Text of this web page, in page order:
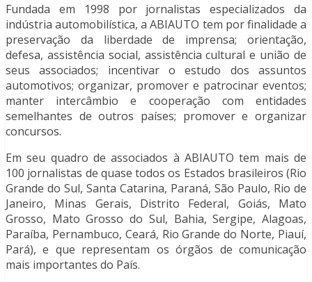
Fundada em 1998 por jornalistas especializados da
indústria automobilística, a ABIAUTO tem por finalidade a
preservação da liberdade de imprensa; orientação,
defesa, assistência social, assistência cultural e união de
seus associados; incentivar o estudo dos assuntos
automotivos; organizar, promover e patrocinar eventos;
manter intercâmbio e cooperação com entidades
semelhantes de outros países; promover e organizar
concursos.
Em seu quadro de associados à ABIAUTO tem mais de
100 jornalistas de quase todos os Estados brasileiros (Rio
Grande do Sul, Santa Catarina, Paraná, São Paulo, Rio de
Janeiro, Minas Gerais, Distrito Federal, Goiás, Mato
Grosso, Mato Grosso do Sul, Bahia, Sergipe, Alagoas,
Paraíba, Pernambuco, Ceará, Rio Grande do Norte, Piauí,
Pará), e que representam os órgãos de comunicação
mais importantes do País.